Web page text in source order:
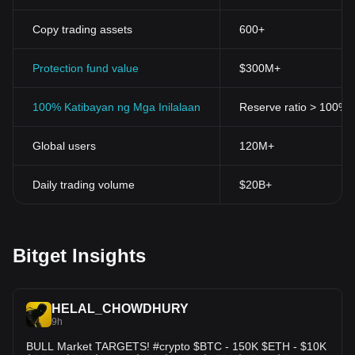
seguridad, at limitadong supply nito, na ginagawa itong isang
maaasahang paraan ng pag-iingat ng yaman sa paglipas ng
mga tao bilang "digital na ginto"—isang modernong paraan para
pinansiyal na tanawin.
When is the next Bitcoin halving?
Ang Bitcoin ay nakakaranas ng isang makabuluhang kaganapan
Hinahati ng kaganapang ito ang reward para sa pagmi-mining ng
21 million coins, na inaasahan sa paligid ng taong 2140. Ito ay
isang pangunahing elemento sa disenyo ng Bitcoin, na nilayon
First halving (2012):
binabawasan ang block reward mula 50 BTC hanggang 25 BTC.
Copy trading assets 600+
Protection fund value $300M+
100% Katibayan ng Mga Inilalaan Reserve ratio > 100%
Global users 120M+
Daily trading volume $20B+
Bitget Insights
HELAL_CHOWDHURY
9h
BULL Market TARGETS! #crypto $BTC - 150K $ETH - $10K